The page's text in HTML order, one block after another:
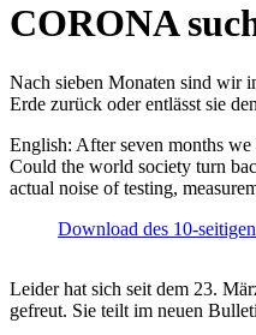
CORONA
Nach sieben Monaten sind wir
Erde zurück oder entlässt sie
English: After seven months
Could the world society turn
actual noise of testing,
Download des 10-
Leider hat sich seit dem 23.
gefreut. Sie teilt im neuen